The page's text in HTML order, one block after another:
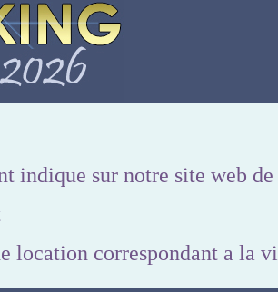
indique sur notre site web
location correspondant a la